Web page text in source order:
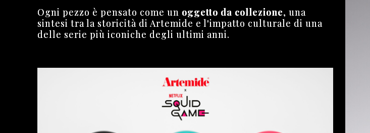
Ogni pezzo è pensato come un oggetto da collezione, una
sintesi tra la storicità di Artemide e l'impatto culturale di una
delle serie più iconiche degli ultimi anni.